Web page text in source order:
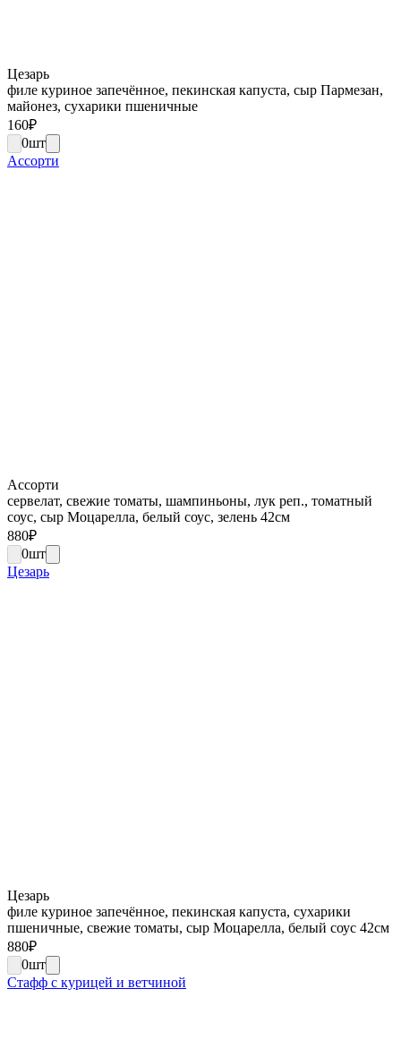
Цезарь
филе куриное запечённое, пекинская капуста, сыр Пармезан,
майонез, сухарики пшеничные
160₽
0шт
Ассорти
Ассорти
сервелат, свежие томаты, шампиньоны, лук реп., томатный
соус, сыр Моцарелла, белый соус, зелень 42см
880₽
0шт
Цезарь
Цезарь
филе куриное запечённое, пекинская капуста, сухарики
пшеничные, свежие томаты, сыр Моцарелла, белый соус 42см
880₽
0шт
Стафф с курицей и ветчиной